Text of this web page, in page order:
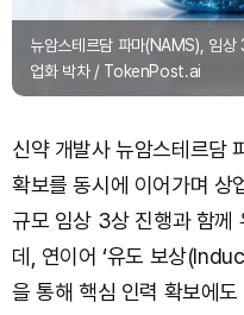
뉴암스테르담 파마(NAMS), 임상
업화 박차 / TokenPost.ai
신약 개발사 뉴암스테르담
확보를 동시에 이어가며 상
규모 임상 3상 진행과 함께
데, 연이어 ‘유도 보상
을 통해 핵심 인력 확보에